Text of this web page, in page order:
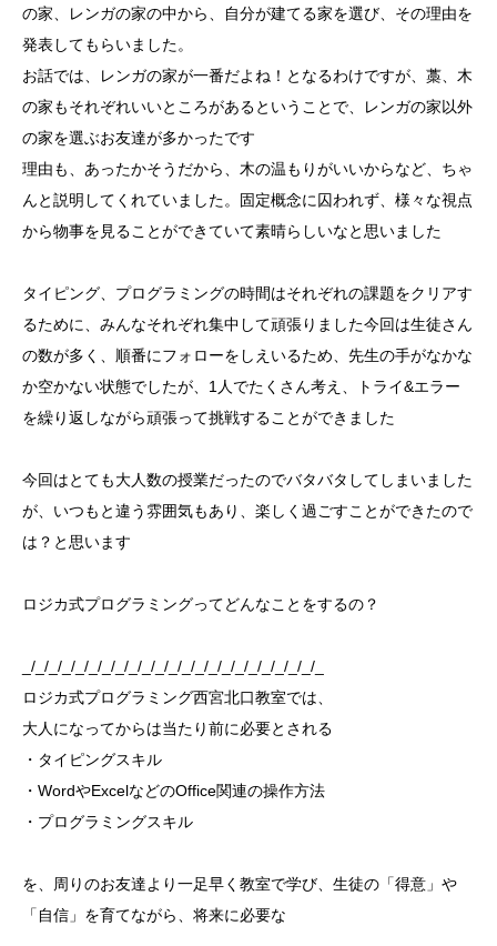
の家、レンガの家の中から、自分が建てる家を選び、その理由を
発表してもらいました。
お話では、レンガの家が一番だよね！となるわけですが、藁、木
の家もそれぞれいいところがあるということで、レンガの家以外
の家を選ぶお友達が多かったです
理由も、あったかそうだから、木の温もりがいいからなど、ちゃ
んと説明してくれていました。固定概念に囚われず、様々な視点
から物事を見ることができていて素晴らしいなと思いました
タイピング、プログラミングの時間はそれぞれの課題をクリアす
るために、みんなそれぞれ集中して頑張りました️今回は生徒さん
の数が多く、順番にフォローをしえいるため、先生の手がなかな
か空かない状態でしたが、1人でたくさん考え、トライ&エラー
を繰り返しながら頑張って挑戦することができました
今回はとても大人数の授業だったのでバタバタしてしまいました
が、いつもと違う雰囲気もあり、楽しく過ごすことができたので
は？と思います
ロジカ式プログラミングってどんなことをするの？
_/_/_/_/_/_/_/_/_/_/_/_/_/_/_/_/_/_/_/_/_/_/_
ロジカ式プログラミング西宮北口教室では、
大人になってからは当たり前に必要とされる
・タイピングスキル
・WordやExcelなどのOffice関連の操作方法
・プログラミングスキル
を、周りのお友達より一足早く教室で学び、生徒の️「得意」や
「自信」を育てながら、将来に必要な